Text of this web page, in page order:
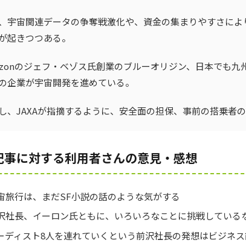
宇宙関連データの争奪戦激化や、資金の集まりやすさに
起きつつある。
のジェフ・ベゾス氏創業のブルーオリジン、日本でも九
企業が宇宙開発を進めている。
、JAXAが指摘するように、安全面の担保、事前の搭乗者
事に対する利用者さんの意見・感想
旅行は、まだSF小説の話のような気がする
社長、イーロン氏ともに、いろいろなことに挑戦している
ディスト8人を連れていくという前沢社長の発想はビジネ